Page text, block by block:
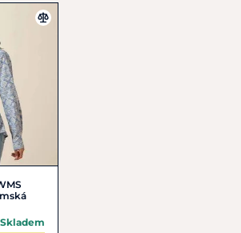
Skladem